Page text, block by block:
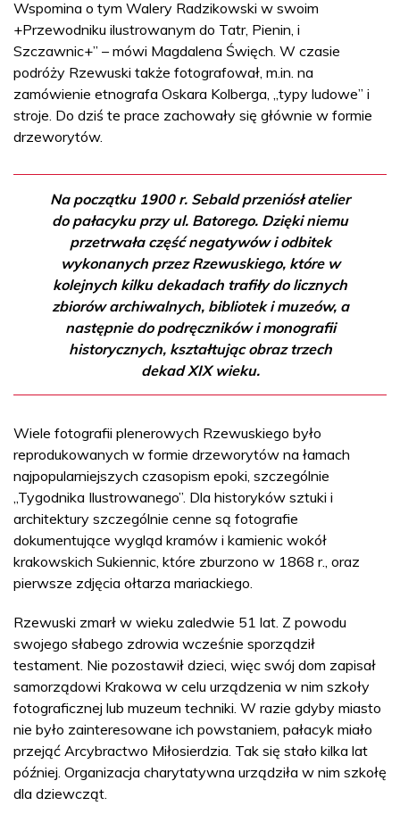
Wspomina o tym Walery Radzikowski w swoim
+Przewodniku ilustrowanym do Tatr, Pienin, i
Szczawnic+” – mówi Magdalena Święch. W czasie
podróży Rzewuski także fotografował, m.in. na
zamówienie etnografa Oskara Kolberga, „typy ludowe” i
stroje. Do dziś te prace zachowały się głównie w formie
drzeworytów.
Na początku 1900 r. Sebald przeniósł atelier
do pałacyku przy ul. Batorego. Dzięki niemu
przetrwała część negatywów i odbitek
wykonanych przez Rzewuskiego, które w
kolejnych kilku dekadach trafiły do licznych
zbiorów archiwalnych, bibliotek i muzeów, a
następnie do podręczników i monografii
historycznych, kształtując obraz trzech
dekad XIX wieku.
Wiele fotografii plenerowych Rzewuskiego było
reprodukowanych w formie drzeworytów na łamach
najpopularniejszych czasopism epoki, szczególnie
„Tygodnika Ilustrowanego”. Dla historyków sztuki i
architektury szczególnie cenne są fotografie
dokumentujące wygląd kramów i kamienic wokół
krakowskich Sukiennic, które zburzono w 1868 r., oraz
pierwsze zdjęcia ołtarza mariackiego.
Rzewuski zmarł w wieku zaledwie 51 lat. Z powodu
swojego słabego zdrowia wcześnie sporządził
testament. Nie pozostawił dzieci, więc swój dom zapisał
samorządowi Krakowa w celu urządzenia w nim szkoły
fotograficznej lub muzeum techniki. W razie gdyby miasto
nie było zainteresowane ich powstaniem, pałacyk miało
przejąć Arcybractwo Miłosierdzia. Tak się stało kilka lat
później. Organizacja charytatywna urządziła w nim szkołę
dla dziewcząt.